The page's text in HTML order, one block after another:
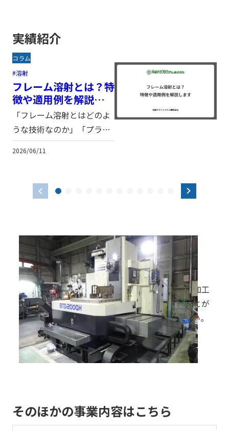
実績紹介
コラム
溶射
フレーム溶射とは？特
徴や適用例を解説しま
す
「フレーム溶射とはどのよ
うな技術なのか」「プラズ
マ溶射などほかの溶射方法
とどう違うのか」「どのよ
か」といった疑問をお持ち
の方も多いのではないで
みから種類別の特徴、使用
される材料、そして具体的
な適用例まで、わかりやす
く解説します。
2026/06/11
一般機械加工
材料を正確な形状やサイズに加工
し、部品や製品を製造することが
できます。ぜひご確認ください。
一般機械加工を詳しく見る
そのほかの事業内容はこちら